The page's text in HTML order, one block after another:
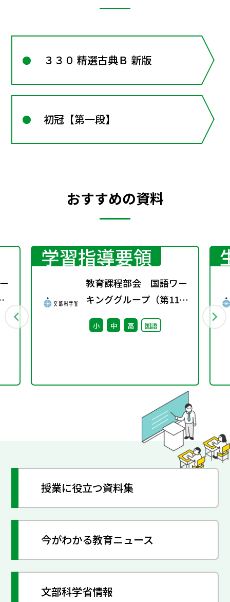
３３０ 精選古典Ｂ 新版
初冠【第一段】
おすすめの資料
学習指導要領
教育課程部会 国語ワー
キンググループ（第11
回） 配付資料
小 中 高 国語
授業に役立つ資料集
今がわかる教育ニュース
文部科学省情報